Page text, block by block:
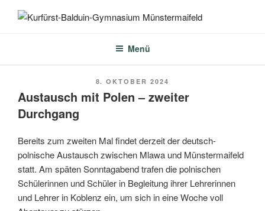
Inhalt
Menü
VERÖFFENTLICHT
AM
8. OKTOBER 2024
Austausch mit Polen – zweiter
Durchgang
Bereits zum zweiten Mal findet derzeit der deutsch-
polnische Austausch zwischen Mlawa und Münstermaifeld
statt. Am späten Sonntagabend trafen die polnischen
Schülerinnen und Schüler in Begleitung ihrer Lehrerinnen
und Lehrer in Koblenz ein, um sich in eine Woche voll